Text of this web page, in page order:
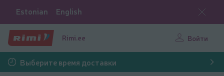
Estonian English
Rimi.ee Войти
Выберите время доставки